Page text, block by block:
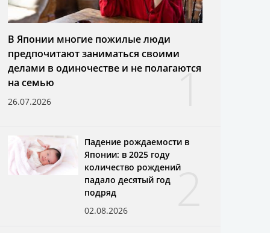
1
В Японии многие пожилые люди
предпочитают заниматься своими
делами в одиночестве и не полагаются
на семью
26.07.2026
2
Падение рождаемости в
Японии: в 2025 году
количество рождений
падало десятый год
подряд
02.08.2026